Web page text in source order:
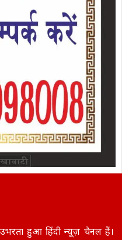
उभरता हुआ हिंदी न्यूज़ चैनल हैं।